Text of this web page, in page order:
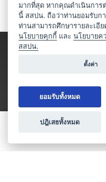
ประเภทธุรกิจไมซ์
มากที่สุด หากคุณดำเนินการ
นี้ สสปน. ถือว่าท่านยอมรับก
ท่านสามารถศึกษารายละเอีย
นโยบายคุกกี้ และนโยบายค
สสปน.
ตั้งค่า
ยอมรับทั้งหมด
ปฎิเสธทั้งหมด